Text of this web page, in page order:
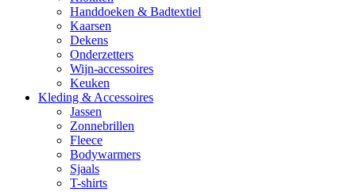
Handdoeken & Badtextiel
Kaarsen
Dekens
Onderzetters
Wijn-accessoires
Keuken
Kleding & Accessoires
Jassen
Zonnebrillen
Fleece
Bodywarmers
Sjaals
T-shirts